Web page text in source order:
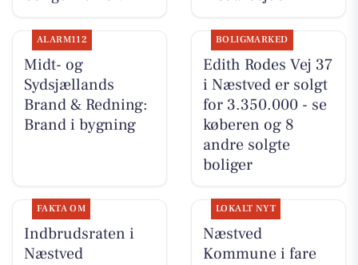
ALARM112
Midt- og
Sydsjællands
Brand & Redning:
Brand i bygning
BOLIGMARKED
Edith Rodes Vej 37
i Næstved er solgt
for 3.350.000 - se
køberen og 8
andre solgte
boliger
FAKTA OM
Indbrudsraten i
Næstved
LOKALT NYT
Næstved
Kommune i fare